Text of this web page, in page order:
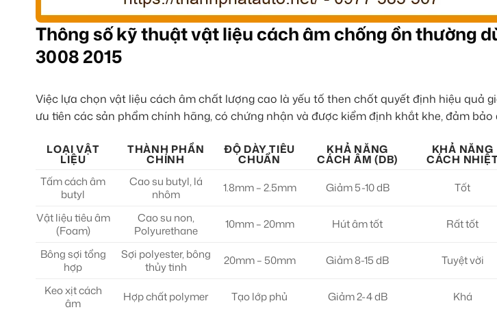
Thông số kỹ thuật vật liệu cách âm chống ồn thường
3008 2015
Việc lựa chọn vật liệu cách âm chất lượng cao là yếu tố then chốt quyết định hiệu quả
ưu tiên các sản phẩm chính hãng, có chứng nhận và được kiểm định khắt khe, đảm
LOẠI VẬT
LIỆU
THÀNH PHẦN
CHÍNH
ĐỘ DÀY TIÊU
CHUẨN
KHẢ NĂNG
CÁCH ÂM (DB)
KHẢ NĂNG
CÁCH
Tấm cách âm
butyl
Cao su butyl, lá
nhôm
1.8mm – 2.5mm Giảm 5-10 dB Tốt
Vật liệu tiêu âm
(Foam)
Cao su non,
Polyurethane
10mm – 20mm Hút âm tốt Rất tốt
Bông sợi tổng
hợp
Sợi polyester, bông
thủy tinh
20mm – 50mm Giảm 8-15 dB Tuyệt vời
Keo xịt cách
âm
Hợp chất polymer Tạo lớp phủ Giảm 2-4 dB Khá